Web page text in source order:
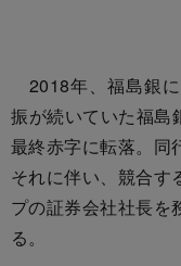
2018年、福島銀
振が続いていた福島
最終赤字に転落。同
それに伴い、競合す
プの証券会社社長を
る。